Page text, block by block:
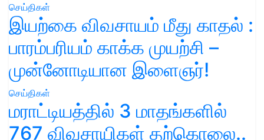
செய்திகள்
இயற்கை விவசாயம் மீது காதல் :
பாரம்பரியம் காக்க முயற்சி –
முன்னோடியான இளைஞர்!
செய்திகள்
மராட்டியத்தில் 3 மாதங்களில்
767 விவசாயிகள் தற்கொலை..